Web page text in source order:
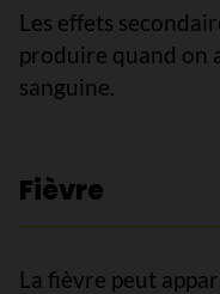
Les effets
produire quand on
sanguine.
Fièvre
La fièvre peut